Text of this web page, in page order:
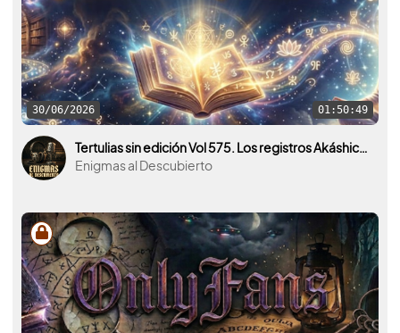
30/06/2026 01:50:49
Tertulias sin edición Vol 575. Los registros Akáshicos y la mente humana.
Enigmas al Descubierto